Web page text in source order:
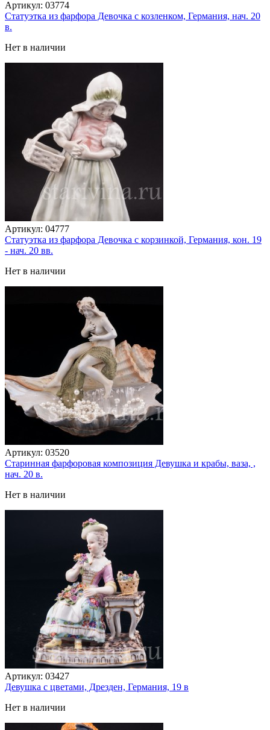
Артикул: 03774
Статуэтка из фарфора Девочка с козленком, Германия, нач. 20
в.
Нет в наличии
Артикул: 04777
Статуэтка из фарфора Девочка с корзинкой, Германия, кон. 19
- нач. 20 вв.
Нет в наличии
Артикул: 03520
Старинная фарфоровая композиция Девушка и крабы, ваза, ,
нач. 20 в.
Нет в наличии
Артикул: 03427
Девушка с цветами, Дрезден, Германия, 19 в
Нет в наличии